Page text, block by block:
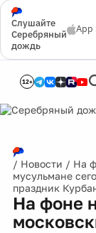
Слушайте
Серебряный
дождь
App
12+
/ Новости / На
мусульмане
праздник
На фоне